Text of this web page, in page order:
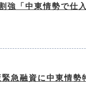
強「中東情勢で仕
急融資に中東情勢